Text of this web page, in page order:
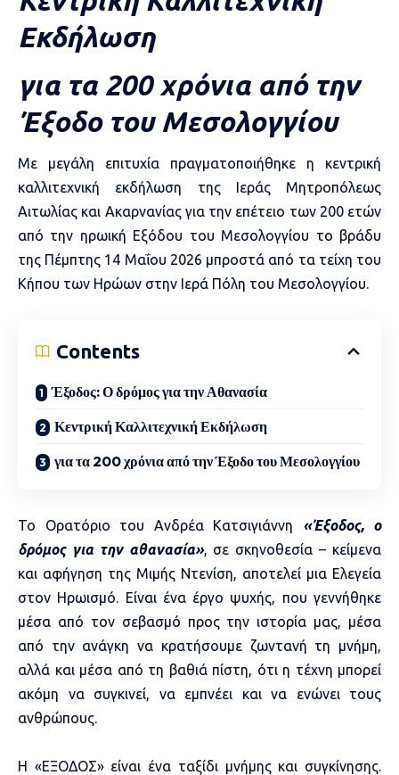
Εκδήλωση
για τα 200 χρόνια από την
Έξοδο του Μεσολογγίου
Με μεγάλη επιτυχία πραγματοποιήθηκε η κεντρική
καλλιτεχνική εκδήλωση της Ιεράς Μητροπόλεως
Αιτωλίας και Ακαρνανίας για την επέτειο των 200 ετών
από την ηρωική Εξόδου του Μεσολογγίου το βράδυ
της Πέμπτης 14 Μαΐου 2026 μπροστά από τα τείχη του
Κήπου των Ηρώων στην Ιερά Πόλη του Μεσολογγίου.
Contents
Έξοδος: Ο δρόμος για την Αθανασία
Κεντρική Καλλιτεχνική Εκδήλωση
για τα 200 χρόνια από την Έξοδο του Μεσολογγίου
Το Ορατόριο του Ανδρέα Κατσιγιάννη «Έξοδος, ο
δρόμος για την αθανασία», σε σκηνοθεσία – κείμενα
και αφήγηση της Μιμής Ντενίση, αποτελεί μια Ελεγεία
στον Ηρωισμό. Είναι ένα έργο ψυχής, που γεννήθηκε
μέσα από τον σεβασμό προς την ιστορία μας, μέσα
από την ανάγκη να κρατήσουμε ζωντανή τη μνήμη,
αλλά και μέσα από τη βαθιά πίστη, ότι η τέχνη μπορεί
ακόμη να συγκινεί, να εμπνέει και να ενώνει τους
ανθρώπους.
Η «ΕΞΟΔΟΣ» είναι ένα ταξίδι μνήμης και συγκίνησης.